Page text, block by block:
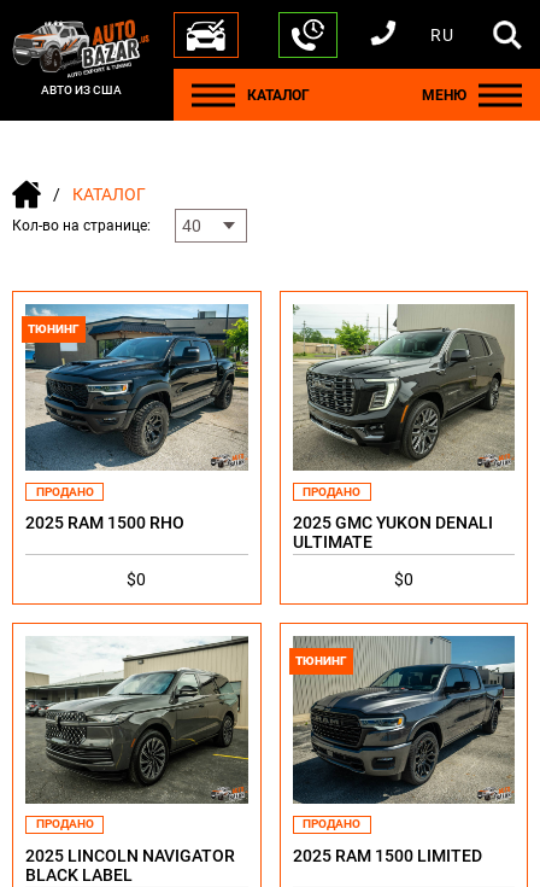
АВТО ИЗ США
+1 440 212 5612
+380 63 445 8605
---
+7 701 784 4450
+375 17 337 2065
RU
КАТАЛОГ МЕНЮ
КАТАЛОГ
Кол-во на странице:
ТЮНИНГ
ПРОДАНО
2025 RAM 1500 RHO
$0
ПРОДАНО
2025 GMC YUKON DENALI
ULTIMATE
$0
ПРОДАНО
2025 LINCOLN NAVIGATOR
BLACK LABEL
ТЮНИНГ
ПРОДАНО
2025 RAM 1500 LIMITED